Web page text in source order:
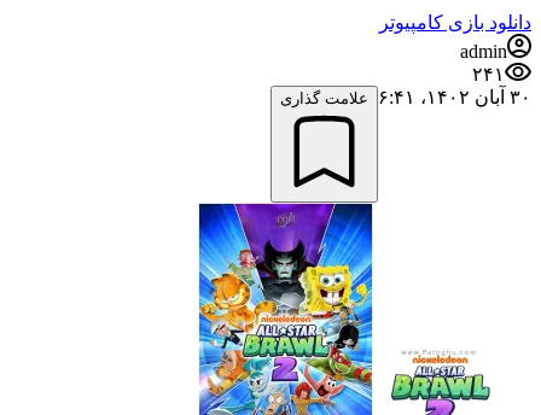
دانلود بازی کامپیوتر
admin
۲۴۱
۳۰ آبان ۱۴۰۲،‏ ۶:۴۱
علامت گذاری